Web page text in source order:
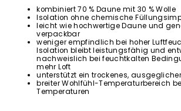
kombiniert 70 % Daune mit 30 % Wolle
Isolation ohne chemische
leicht wie hochwertige Daune und
verpackbar
weniger empfindlich bei hoher
Isolation bleibt leistungsfähig und
nachweislich bei feuchtkalten
mehr Loft
unterstützt ein trockenes,
breiter Wohlfühl-Temperaturbereich
Temperaturen